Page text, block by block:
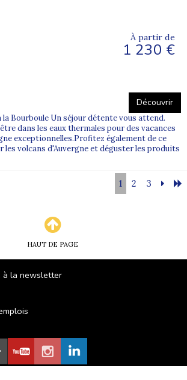
À partir de
1 230 €
Découvrir
la Bourboule Un séjour détente vous attend.
dans les eaux thermales pour des vacances
exceptionnelles.Profitez également de ce
les volcans d'Auvergne et déguster les produits
1 2 3
HAUT DE PAGE
à la newsletter